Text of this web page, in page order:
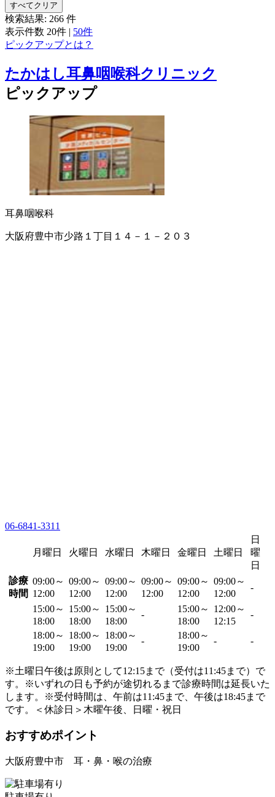
すべてクリア
検索結果: 266 件
表示件数 20件 | 50件
ピックアップとは？
たかはし耳鼻咽喉科クリニック
ピックアップ
耳鼻咽喉科
大阪府豊中市少路１丁目１４－１－２０３
06-6841-3311
月曜日 火曜日 水曜日 木曜日 金曜日 土曜日
日
曜
日
診療
時間
09:00～
12:00
09:00～
12:00
09:00～
12:00
09:00～
12:00
09:00～
12:00
09:00～
12:00
-
15:00～
18:00
15:00～
18:00
15:00～
18:00
-
15:00～
18:00
12:00～
12:15
-
18:00～
19:00
18:00～
19:00
18:00～
19:00
-
18:00～
19:00
- -
※土曜日午後は原則として12:15まで（受付は11:45まで）で
す。※いずれの日も予約が途切れるまで診療時間は延長いた
します。※受付時間は、午前は11:45まで、午後は18:45まで
です。＜休診日＞木曜午後、日曜・祝日
おすすめポイント
大阪府豊中市 耳・鼻・喉の治療